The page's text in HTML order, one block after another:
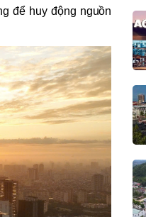
để huy động nguồn